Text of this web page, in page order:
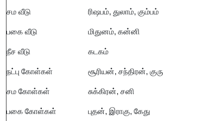
சம வீடு ரிஷபம், துலாம், கும்பம்
பகை வீடு மிதுனம், கன்னி
நீச வீடு கடகம்
நட்பு கோள்கள் சூரியன், சந்திரன், குரு
சம கோள்கள் சுக்கிரன், சனி
பகை கோள்கள் புதன், இராகு, கேது